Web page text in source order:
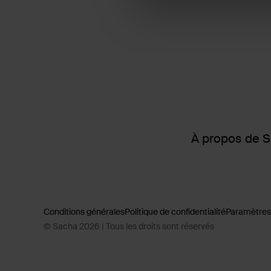
À propos de
Conditions généralesPolitique de confidentialité
© Sacha 2026 | Tous les droits sont réservés